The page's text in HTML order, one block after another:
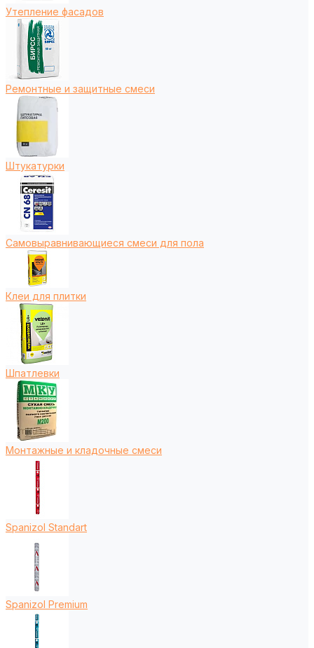
Утепление фасадов
Ремонтные и защитные смеси
Штукатурки
Самовыравнивающиеся смеси для пола
Клеи для плитки
Шпатлевки
Монтажные и кладочные смеси
Spanizol Standart
Spanizol Premium